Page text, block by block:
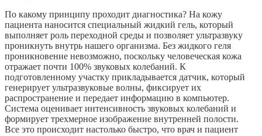
По какому принципу проходит диагностика? На кожу
пациента наносится специальный жидкий гель, который
выполняет роль переходной среды и позволяет ультразвуку
проникнуть внутрь нашего организма. Без жидкого геля
проникновение невозможно, поскольку человеческая кожа
отражает почти 100% звуковых колебаний. К
подготовленному участку прикладывается датчик, который
генерирует ультразвуковые волны, фиксирует их
распространение и передает информацию в компьютер.
Система оценивает интенсивность звуковых колебаний и
формирует трехмерное изображение внутренней полости.
Все это происходит настолько быстро, что врач и пациент